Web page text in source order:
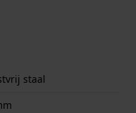
staal